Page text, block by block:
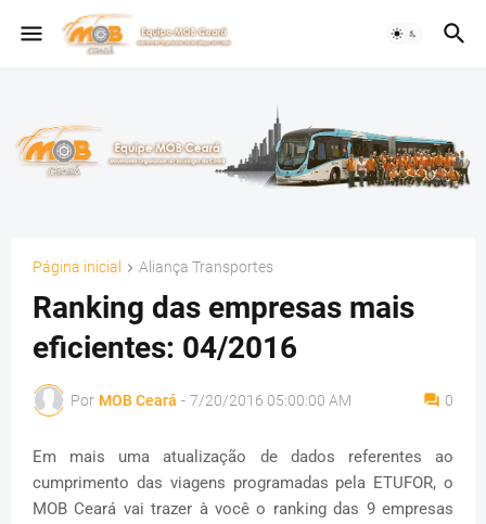
Página inicial Aliança Transportes
Ranking das empresas mais
eficientes: 04/2016
Por MOB Ceará - 7/20/2016 05:00:00 AM 0
Em mais uma atualização de dados referentes ao
cumprimento das viagens programadas pela ETUFOR, o
MOB Ceará vai trazer à você o ranking das 9 empresas